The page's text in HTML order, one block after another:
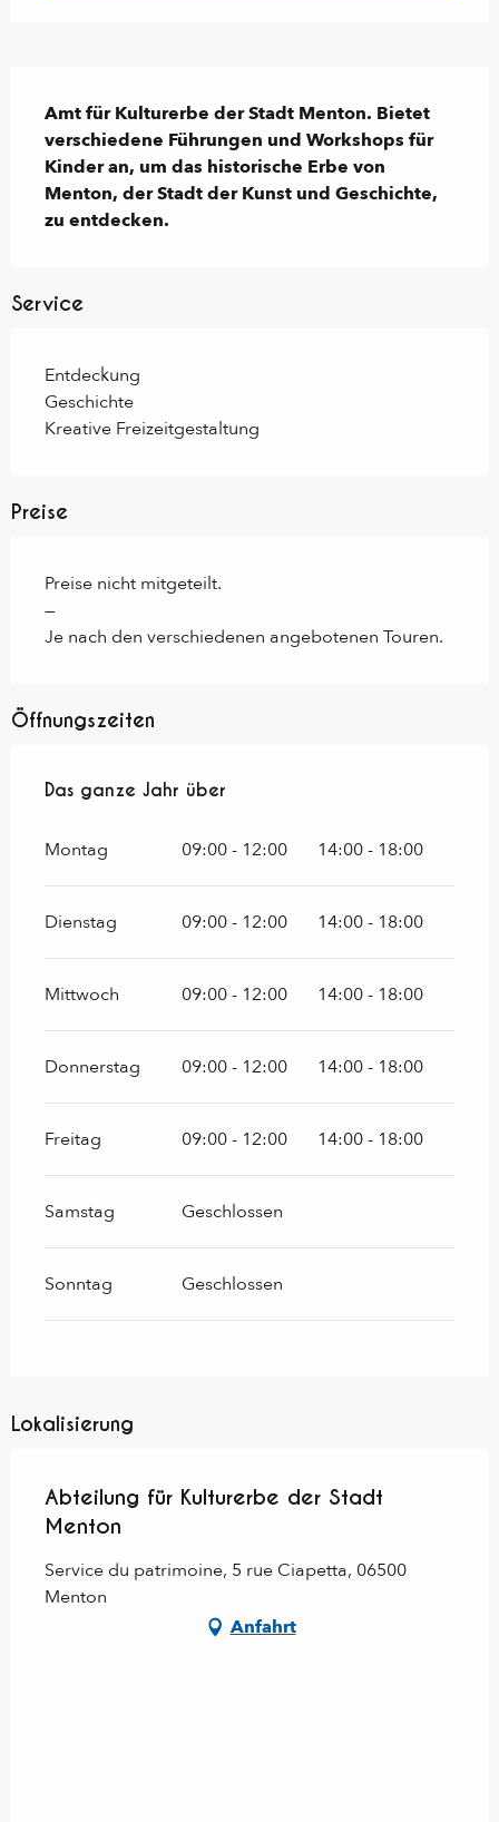
Amt für Kulturerbe der Stadt Menton. Bietet
verschiedene Führungen und Workshops für
Kinder an, um das historische Erbe von
Menton, der Stadt der Kunst und Geschichte,
zu entdecken.
Service
Entdeckung
Geschichte
Kreative Freizeitgestaltung
Preise
Preise nicht mitgeteilt.
—
Je nach den verschiedenen angebotenen Touren.
Öffnungszeiten
Das ganze Jahr über
Das ganze Jahr über
Montag 09:00 - 12:00 14:00 - 18:00
Dienstag 09:00 - 12:00 14:00 - 18:00
Mittwoch 09:00 - 12:00 14:00 - 18:00
Donnerstag 09:00 - 12:00 14:00 - 18:00
Freitag 09:00 - 12:00 14:00 - 18:00
Samstag Geschlossen
Sonntag Geschlossen
Lokalisierung
Abteilung für Kulturerbe der Stadt
Menton
Service du patrimoine, 5 rue Ciapetta, 06500
Menton
Anfahrt